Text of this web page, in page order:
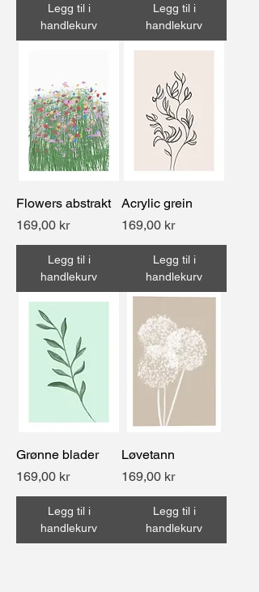
Legg til i
handlekurv
Legg til i
handlekurv
Flowers abstrakt
Pris
169,00 kr
Legg til i
handlekurv
Acrylic grein
Pris
169,00 kr
Legg til i
handlekurv
Grønne blader
Pris
169,00 kr
Legg til i
handlekurv
Løvetann
Pris
169,00 kr
Legg til i
handlekurv